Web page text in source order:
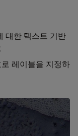
대한 텍스트 기반
레이블을 지정하